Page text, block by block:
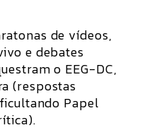
de vídeos,
e debates
o EEG-DC,
(respostas
Papel